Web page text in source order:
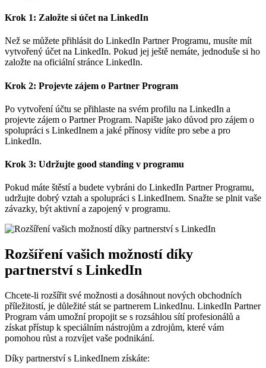
Krok 1: Založte si účet na LinkedIn
Než se můžete přihlásit do LinkedIn Partner Programu, musíte mít
vytvořený účet na LinkedIn. Pokud jej ještě nemáte, jednoduše si ho
založte na oficiální stránce LinkedIn.
Krok 2: Projevte zájem o Partner Program
Po vytvoření účtu se přihlaste na svém profilu na LinkedIn a
projevte zájem o Partner Program. Napište jako důvod pro zájem o
spolupráci s LinkedInem a jaké přínosy vidíte pro sebe a pro
LinkedIn.
Krok 3: Udržujte good standing v programu
Pokud máte štěstí a budete vybráni do LinkedIn Partner Programu,
udržujte dobrý vztah a spolupráci s LinkedInem. Snažte se plnit vaše
závazky, být aktivní a zapojený v programu.
Rozšíření vašich možností díky
partnerství s LinkedIn
Chcete-li rozšířit své možnosti a dosáhnout nových obchodních
příležitostí, je důležité stát se partnerem LinkedInu. LinkedIn Partner
Program vám umožní propojit se s rozsáhlou sítí profesionálů a
získat přístup k speciálním nástrojům a zdrojům, které vám
pomohou růst a rozvíjet vaše podnikání.
Díky partnerství s LinkedInem získáte: